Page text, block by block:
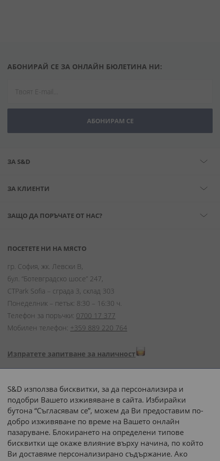
АБОНИРАЙ СЕ ЗА ОНЛАЙН БЮЛЕТИНА НИ:
АБОНИРАМ СЕ
ЗА S&D
ЗА КЛИЕНТИ
ЗАЩО ДА ПОРЪЧАТЕ ОТ НАС?
ПОСЕТЕТЕ НИ НА МЯСТО
гр. София, жк. Левски В,
бул. “Ботевградско шосе” 247,
CTPark Sofia – сграда 3, склад 303
Понеделник – петък: 8:30 – 16:30 ч.
Телефон за поръчки: 0700 17 377
Мобилен телефон: +359 889 220 764
Изпратете запитване за наличност
Начини на плащане:
Доставка до адрес с:
или
наш транспорт
S&D използва бисквитки, за да персонализира и
подобри Вашето изживяване в сайта. Избирайки
бутона “Съгласявам се”, можем да Ви предоставим по-
добро изживяване по време на Вашето онлайн
пазаруване. Блокирането на определени типове
бисквитки ще окаже влияние върху начина, по който
Ви доставяме персонализирано съдържание. Ако